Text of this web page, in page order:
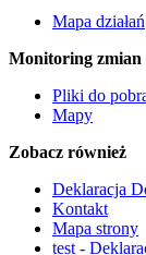
Mapa działań
Monitoring zmian
Pliki do
Mapy
Zobacz również
Deklaracja
Kontakt
Mapa strony
test -